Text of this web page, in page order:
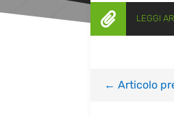
 LEGGI
← Articolo